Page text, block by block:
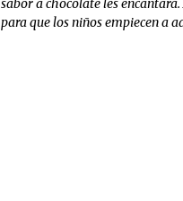
sabor a chocolate les
para que los niños empiecen a